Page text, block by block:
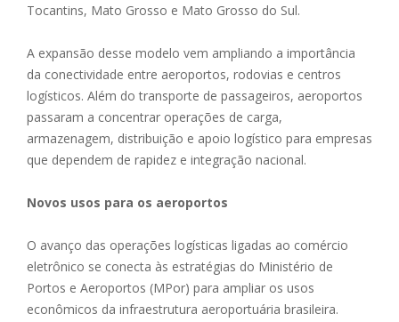
Tocantins, Mato Grosso e Mato Grosso do Sul.
A expansão desse modelo vem ampliando a importância
da conectividade entre aeroportos, rodovias e centros
logísticos. Além do transporte de passageiros, aeroportos
passaram a concentrar operações de carga,
armazenagem, distribuição e apoio logístico para empresas
que dependem de rapidez e integração nacional.
Novos usos para os aeroportos
O avanço das operações logísticas ligadas ao comércio
eletrônico se conecta às estratégias do Ministério de
Portos e Aeroportos (MPor) para ampliar os usos
econômicos da infraestrutura aeroportuária brasileira.